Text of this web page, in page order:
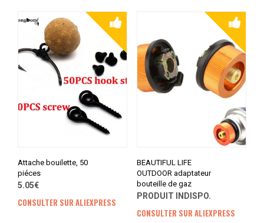
Attache bouilette, 50
piéces
5.05€
CONSULTER SUR ALIEXPRESS
BEAUTIFUL LIFE
OUTDOOR adaptateur
bouteille de gaz
PRODUIT INDISPO.
CONSULTER SUR ALIEXPRESS